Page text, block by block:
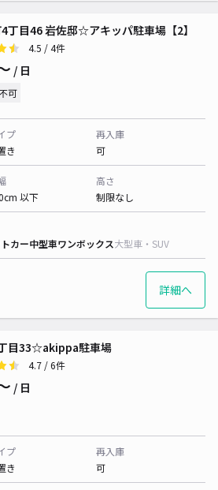
丁目46 岩佐邸☆アキッパ駐車場【2】
4.5 / 4件
/ 日
可
プ
き
再入庫
可
以下
高さ
制限なし
カー中型車ワンボックス大型車・SUV
詳細へ
目33☆akippa駐車場
4.7 / 6件
/ 日
プ
き
再入庫
可